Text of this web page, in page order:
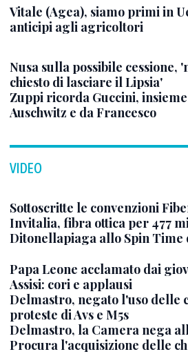
Vitale (Agea), siamo primi in
anticipi agli agricoltori
Nusa sulla possibile cessione,
chiesto di lasciare il Lipsia'
Zuppi ricorda Guccini,
Auschwitz e da Francesco
VIDEO
Sottoscritte le convenzioni
Invitalia, fibra ottica per 477
Ditonellapiaga allo Spin Time
Papa Leone acclamato dai
Assisi: cori e applausi
Delmastro, negato l'uso delle
proteste di Avs e M5s
Delmastro, la Camera nega
Procura l'acquisizione delle